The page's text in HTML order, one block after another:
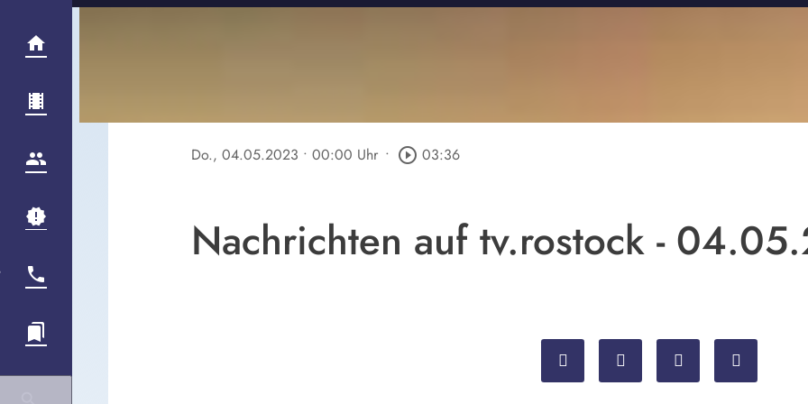
Do., 04.05.2023 • 00:00 Uhr • play_circle_outline 03:36
Nachrichten auf tv.rostock -